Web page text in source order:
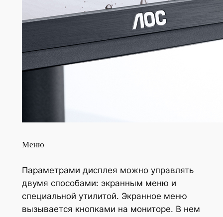
Меню
Параметрами дисплея можно управлять
двумя способами: экранным меню и
специальной утилитой. Экранное меню
вызывается кнопками на мониторе. В нем